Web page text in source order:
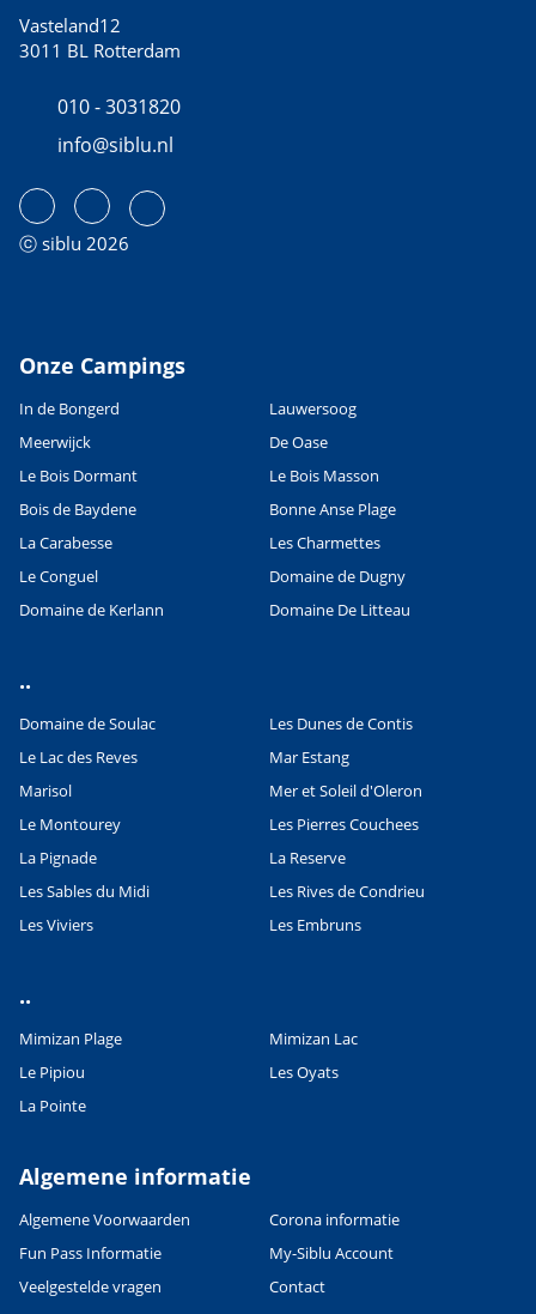
Vasteland12
3011 BL Rotterdam
010 - 3031820
info@siblu.nl
ⓒ siblu 2026
Onze Campings
In de Bongerd
Lauwersoog
Meerwijck
De Oase
Le Bois Dormant
Le Bois Masson
Bois de Baydene
Bonne Anse Plage
La Carabesse
Les Charmettes
Le Conguel
Domaine de Dugny
Domaine de Kerlann
Domaine De Litteau
..
Domaine de Soulac
Les Dunes de Contis
Le Lac des Reves
Mar Estang
Marisol
Mer et Soleil d'Oleron
Le Montourey
Les Pierres Couchees
La Pignade
La Reserve
Les Sables du Midi
Les Rives de Condrieu
Les Viviers
Les Embruns
..
Mimizan Plage
Mimizan Lac
Le Pipiou
Les Oyats
La Pointe
Algemene informatie
Algemene Voorwaarden
Corona informatie
Fun Pass Informatie
My-Siblu Account
Veelgestelde vragen
Contact